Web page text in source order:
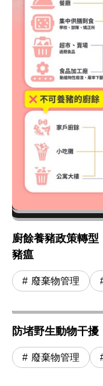
廚餘養豬政策轉型
豬瘟
廢棄物管理
防堵野生動物干
廢棄物管理